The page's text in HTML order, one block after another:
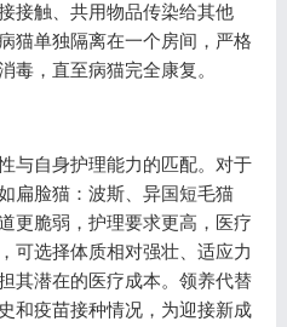
接触、共用物品传染给其他
猫单独隔离在一个房间，严格
毒，直至病猫完全康复。
与自身护理能力的匹配。对于
扁脸猫：波斯、异国短毛猫
更脆弱，护理要求更高，医疗
可选择体质相对强壮、适应力
其潜在的医疗成本。领养代替
和疫苗接种情况，为迎接新成